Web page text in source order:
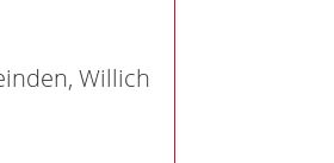
Willich